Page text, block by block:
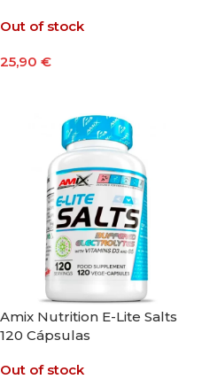
Out of stock
25,90 €
Amix Nutrition E-Lite Salts
120 Cápsulas
Out of stock